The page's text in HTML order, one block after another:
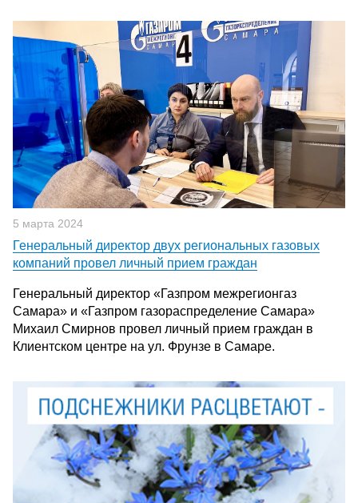
5 марта 2024
Генеральный директор двух региональных газовых
компаний провел личный прием граждан
Генеральный директор «Газпром межрегионгаз
Самара» и «Газпром газораспределение Самара»
Михаил Смирнов провел личный прием граждан в
Клиентском центре на ул. Фрунзе в Самаре.